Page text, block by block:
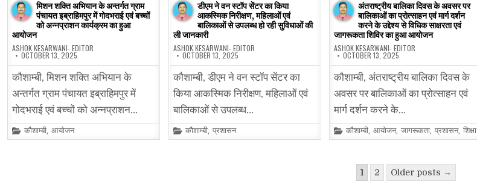
मिशन शक्ति अभियान के अन्तर्गत ग्राम
पंचायत इब्राहिमपुर में गोदभराई एवं बच्चों
को अन्नप्राशन कार्यक्रम का हुआ
आयोजन
ASHOK KESARWANI- EDITOR
OCTOBER 13, 2025
कौशाम्बी, मिशन शक्ति अभियान के
अन्तर्गत ग्राम पंचायत इब्राहिमपुर में
गोदभराई एवं बच्चों को अन्नप्राशन…
Posted
in
कौशाम्बी, आयोजन
डीएम ने वन स्टॉप सेंटर का किया
आकस्मिक निरीक्षण, महिलाओं एवं
बालिकाओं से उपलब्ध हो रही सुविधाओं की
ली जानकारी
ASHOK KESARWANI- EDITOR
OCTOBER 13, 2025
कौशाम्बी, डीएम ने वन स्टॉप सेंटर का
किया आकस्मिक निरीक्षण, महिलाओं एवं
बालिकाओं से उपलब्ध…
Posted
in
कौशाम्बी, प्रशासन
अंतराष्ट्रीय बालिका दिवस के अवसर पर
बालिकाओं का प्रोत्साहन एवं मार्ग दर्शन
करने के उद्देश्य से विधिक साक्षरता एवं
जागरूकता शिविर का हुआ आयोजन
ASHOK KESARWANI- EDITOR
OCTOBER 13, 2025
कौशाम्बी, अंतराष्ट्रीय बालिका दिवस के
अवसर पर बालिकाओं का प्रोत्साहन एवं
मार्ग दर्शन करने के…
Posted
in
कौशाम्बी,आयोजन,जागरूकता,प्रशासन,शिक्षा
1 2 Older posts →